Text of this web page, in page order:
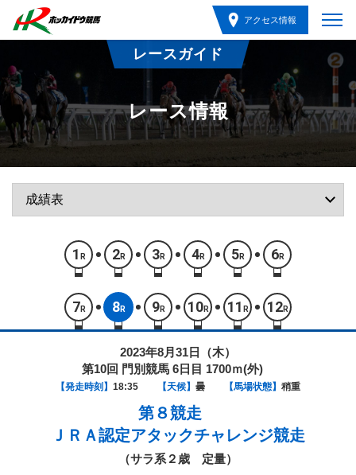
アクセス情報
レースガイド
レース情報
1 R 2R 3R 4R 5R 6R
7 R 8R 9R 10R 11 R 12R
2023年8月31日（木）
第10回 門別競馬 6日目 1700ｍ(外)
【発走時刻】 18:35 【天候】 曇 【馬場状態】 稍重
第８競走
ＪＲＡ認定アタックチャレンジ競走
（サラ系２歳 定量）